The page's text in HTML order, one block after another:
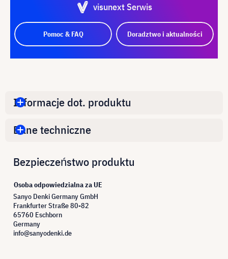
visunext Serwis
Pomoc & FAQ Doradztwo i aktualności
Informacje dot. produktu
Dane techniczne
Bezpieczeństwo produktu
Osoba odpowiedzialna za UE
Sanyo Denki Germany GmbH
Frankfurter Straße 80-82
65760 Eschborn
Germany
info@sanyodenki.de